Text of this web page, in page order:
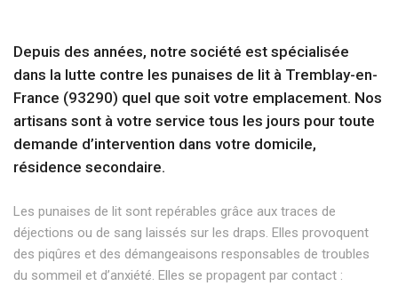
Depuis des années, notre société est spécialisée
dans la lutte contre les punaises de lit à Tremblay-en-
France (93290) quel que soit votre emplacement. Nos
artisans sont à votre service tous les jours pour toute
demande d’intervention dans votre domicile,
résidence secondaire.
Les punaises de lit sont repérables grâce aux traces de
déjections ou de sang laissés sur les draps. Elles provoquent
des piqûres et des démangeaisons responsables de troubles
du sommeil et d’anxiété. Elles se propagent par contact :